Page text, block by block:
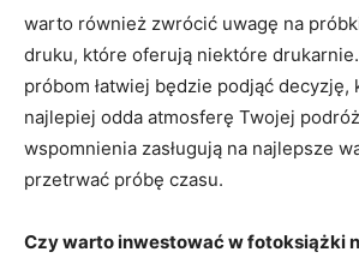
warto również zwrócić uwagę ‌na
druku, które oferują niektóre
próbom łatwiej będzie podjąć decyzję,‍
najlepiej ⁢odda atmosferę ⁣Twojej
wspomnienia zasługują na najlepsze
przetrwać próbę czasu.
Czy warto inwestować w fotoksiążki